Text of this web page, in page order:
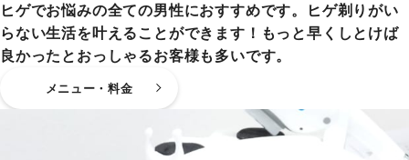
ヒゲでお悩みの全ての男性におすすめです。ヒゲ剃りがい
らない生活を叶えることができます！もっと早くしとけば
良かったとおっしゃるお客様も多いです。
メニュー・料金